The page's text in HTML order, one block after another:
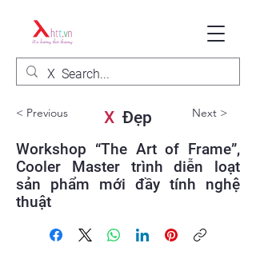
< Previous X Đẹp Next >
Workshop “The Art of Frame”,
Cooler Master trình diễn loạt
sản phẩm mới đầy tính nghệ
thuật